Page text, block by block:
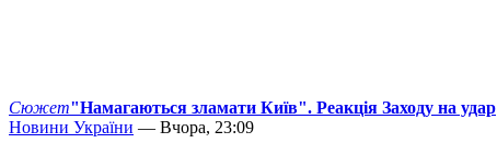
Сюжет"Намагаються зламати Київ". Реакція Заходу на удар
Новини України — Вчора, 23:09